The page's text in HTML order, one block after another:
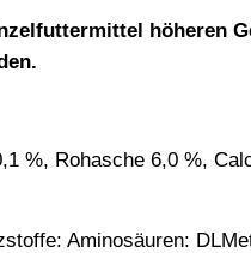
höheren
%, Rohasche 6,0 %,
Aminosäuren: